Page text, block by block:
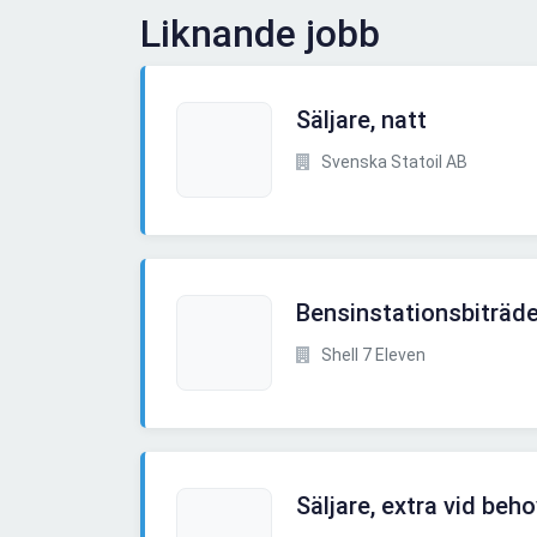
Liknande jobb
Säljare, natt
Svenska Statoil AB
Shell 7 Eleven
Säljare, extra vid